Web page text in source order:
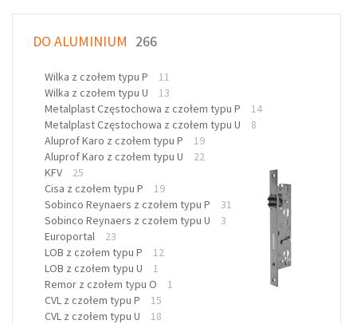
DO ALUMINIUM 266
Wilka z czołem typu P
11
Wilka z czołem typu U
13
Metalplast Częstochowa z czołem typu P
14
Metalplast Częstochowa z czołem typu U
8
Aluprof Karo z czołem typu P
19
Aluprof Karo z czołem typu U
22
KFV
25
Cisa z czołem typu P
19
Sobinco Reynaers z czołem typu P
31
Sobinco Reynaers z czołem typu U
3
Europortal
23
LOB z czołem typu P
12
LOB z czołem typu U
1
Remor z czołem typu O
1
CVL z czołem typu P
15
CVL z czołem typu U
18